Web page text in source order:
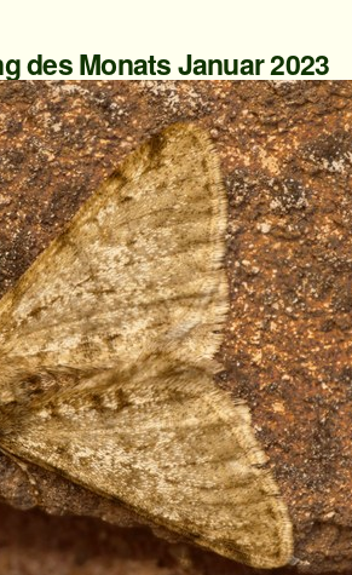
des Monats Januar 2023